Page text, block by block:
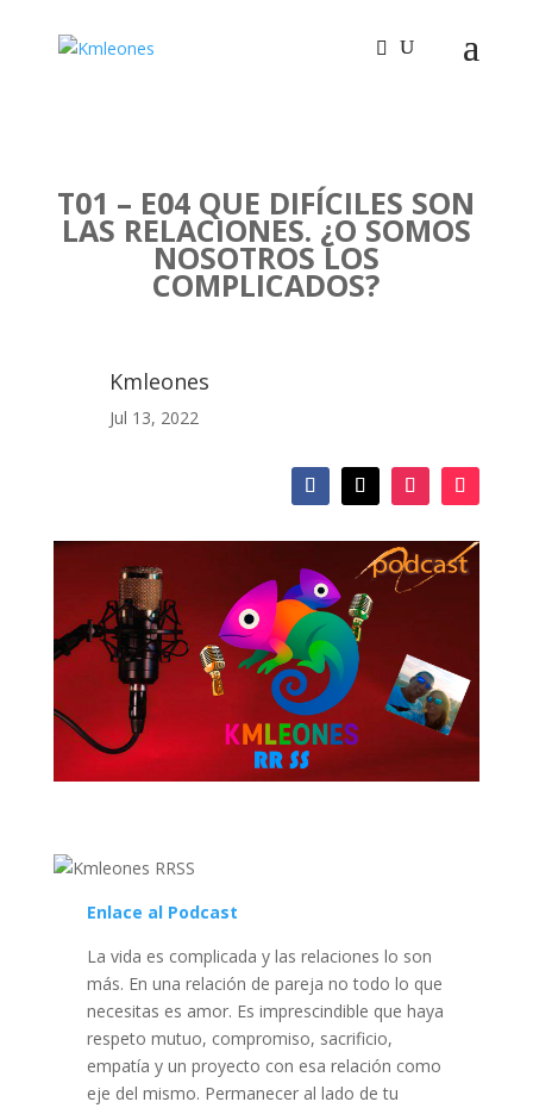
T01 – E04 QUE DIFÍCILES SON
LAS RELACIONES. ¿O SOMOS
NOSOTROS LOS
COMPLICADOS?
Kmleones
Jul 13, 2022
Enlace al Podcast
La vida es complicada y las relaciones lo son
más. En una relación de pareja no todo lo que
necesitas es amor. Es imprescindible que haya
respeto mutuo, compromiso, sacrificio,
empatía y un proyecto con esa relación como
eje del mismo. Permanecer al lado de tu